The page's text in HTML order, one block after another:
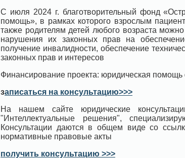
С июля 2024 г. благотворительный фонд
помощь», в рамках которого взрослым
также родителям детей любого возраста
нарушения их законных прав на
получение инвалидности, обеспечение
законных прав и интересов
Финансирование проекта: юридическая
записаться на консультацию>>>
На нашем сайте юридические
"Интеллектуальные решения",
Консультации даются в общем виде со
нормативные правовые акты
получить консультацию >>>